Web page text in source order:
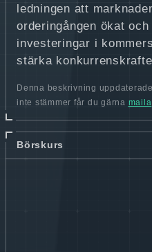
ledningen att
orderingången ökat
investeringar i
stärka
Denna beskrivning
inte stämmer får du gärna maila
Börskurs